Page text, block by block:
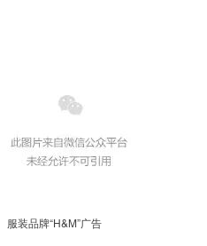
服装品牌“H&M”广告